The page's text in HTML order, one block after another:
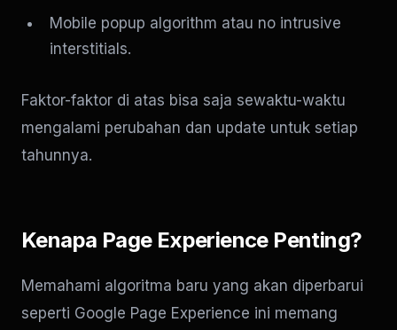
Mobile popup algorithm atau no intrusive
interstitials.
Faktor-faktor di atas bisa saja sewaktu-waktu
mengalami perubahan dan update untuk setiap
tahunnya.
Kenapa Page Experience Penting?
Memahami algoritma baru yang akan diperbarui
seperti Google Page Experience ini memang